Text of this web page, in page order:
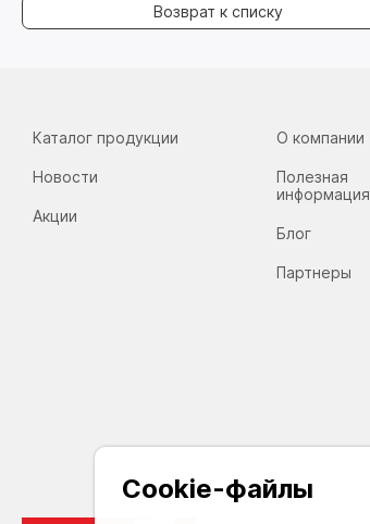
Возврат к списку
Каталог продукции
Новости
Акции
О компании
Полезная
информация
Блог
Партнеры
Cookie-файлы